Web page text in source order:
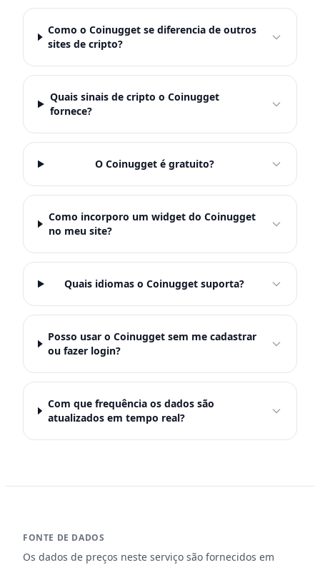
Como o Coinugget se diferencia de outros
sites de cripto?
Quais sinais de cripto o Coinugget
fornece?
O Coinugget é gratuito?
Como incorporo um widget do Coinugget
no meu site?
Quais idiomas o Coinugget suporta?
Posso usar o Coinugget sem me cadastrar
ou fazer login?
Com que frequência os dados são
atualizados em tempo real?
FONTE DE DADOS
Os dados de preços neste serviço são fornecidos em